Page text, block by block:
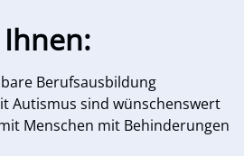
Berufsausbildung
Autismus sind wünschenswert
Menschen mit Behinderungen